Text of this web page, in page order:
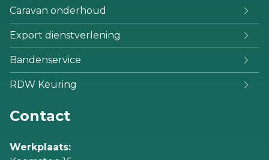
Caravan onderhoud
Export dienstverlening
Bandenservice
RDW Keuring
Contact
Werkplaats: